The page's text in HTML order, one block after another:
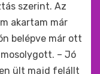
szerint. Az
akartam már
belépve már ott
– Jó
ült majd felállt